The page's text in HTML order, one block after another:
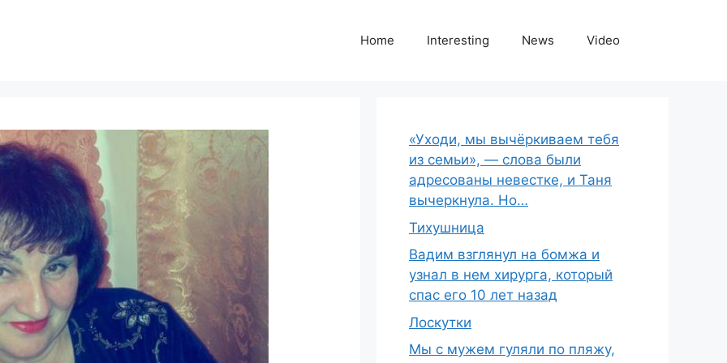
Home Interesting News Video
«Уходи, мы вычёркиваем тебя
из семьи», — слова были
адресованы невестке, и Таня
вычеркнула. Но…
Тихушница
Вадим взглянул на бомжа и
узнал в нем хирурга, который
спас его 10 лет назад
Лоскутки
Мы с мужем гуляли по пляжу,